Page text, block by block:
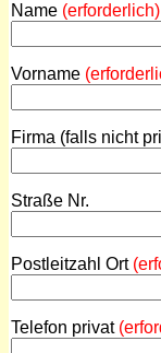
Name (erforderlich)
Vorname
Firma (falls nicht
Straße Nr.
Postleitzahl Ort
Telefon privat